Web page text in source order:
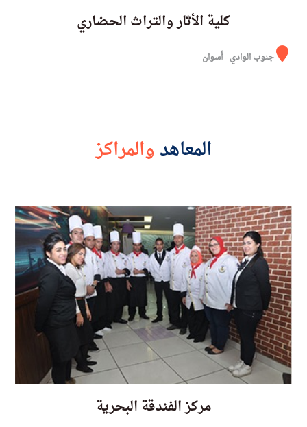
كلية الأثار والتراث الحضاري
جنوب الوادي - أسوان
المعاهد والمراكز
مركز الفندقة البحرية